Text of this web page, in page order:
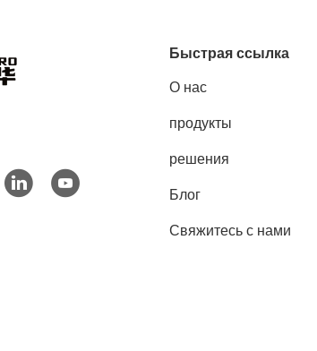
Быстрая ссылка
О нас
продукты
решения
Блог
Свяжитесь с нами